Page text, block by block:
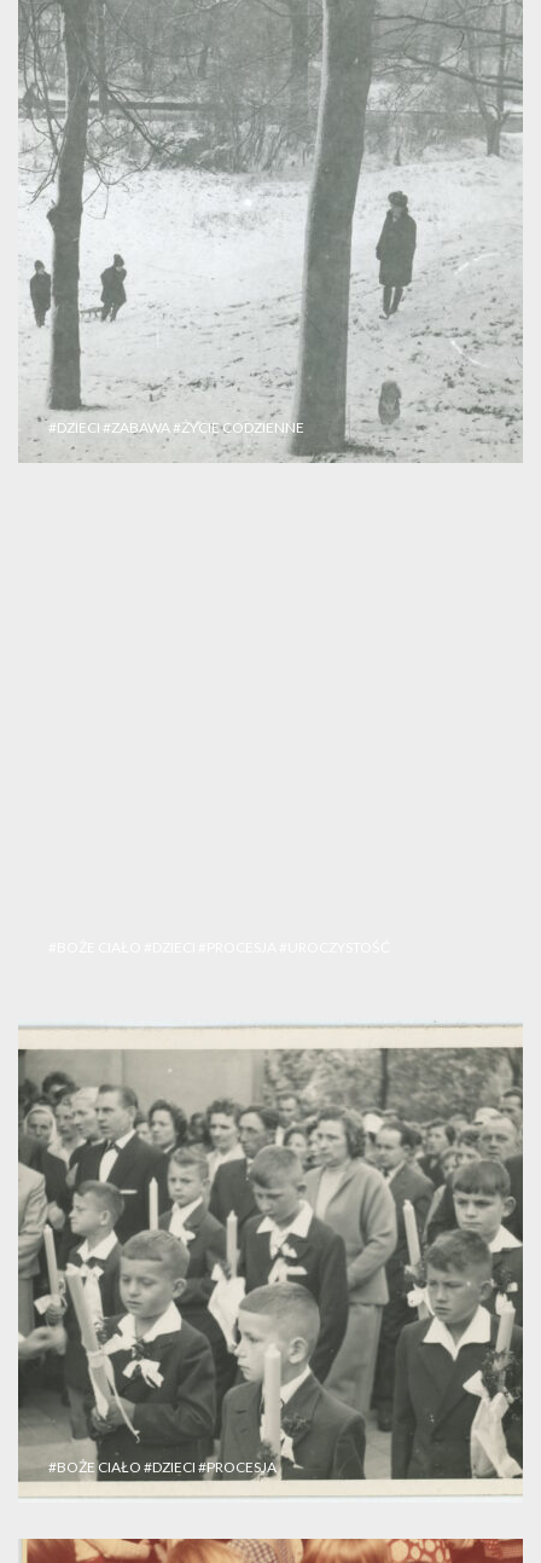
#DZIECI #ZABAWA#ŻYCIE CODZIENNE
#BOŻE CIAŁO #DZIECI #PROCESJA